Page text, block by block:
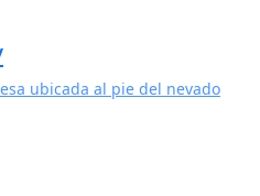
ubicada al pie del nevado